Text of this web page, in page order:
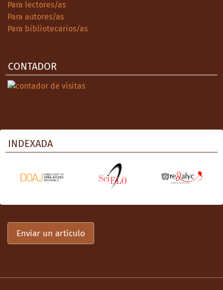
Para lectores/as
Para autores/as
Para bibliotecarios/as
CONTADOR
INDEXADA
Enviar un artículo